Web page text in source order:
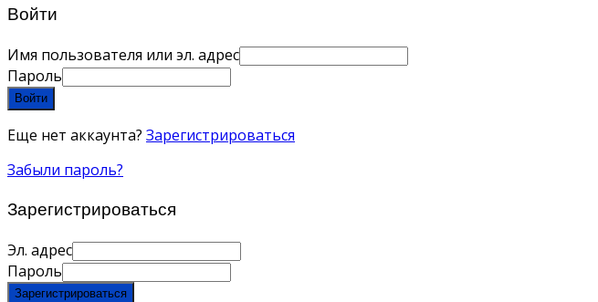
Войти
Имя пользователя или эл. адрес
Пароль
Войти
Еще нет аккаунта? Зарегистрироваться
Забыли пароль?
Зарегистрироваться
Эл. адрес
Пароль
Зарегистрироваться